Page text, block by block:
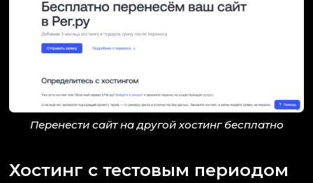
Перенести сайт на другой хостинг бесплатно
Хостинг с тестовым периодом